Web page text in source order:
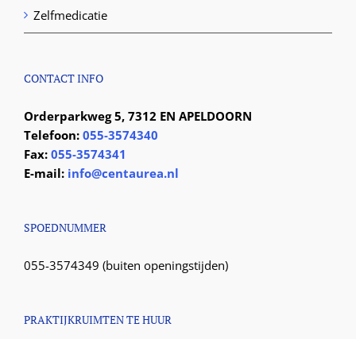
Zelfmedicatie
CONTACT INFO
Orderparkweg 5, 7312 EN APELDOORN
Telefoon: 055-3574340
Fax: 055-3574341
E-mail: info@centaurea.nl
SPOEDNUMMER
055-3574349 (buiten openingstijden)
PRAKTIJKRUIMTEN TE HUUR